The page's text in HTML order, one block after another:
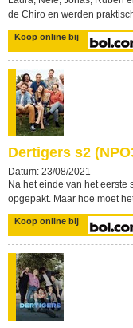
de Chiro en werden
Koop online bij
Dertigers s2
Datum: 23/08/2021
Na het einde van het
opgepakt. Maar hoe moet
Koop online bij